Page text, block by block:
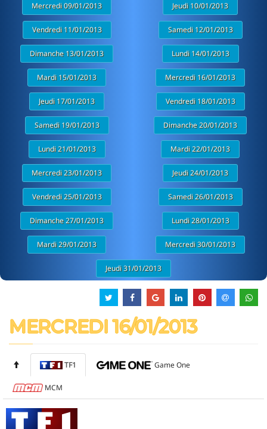
Mercredi 09/01/2013 Jeudi 10/01/2013
Vendredi 11/01/2013 Samedi 12/01/2013
Dimanche 13/01/2013 Lundi 14/01/2013
Mardi 15/01/2013 Mercredi 16/01/2013
Jeudi 17/01/2013 Vendredi 18/01/2013
Samedi 19/01/2013 Dimanche 20/01/2013
Lundi 21/01/2013 Mardi 22/01/2013
Mercredi 23/01/2013 Jeudi 24/01/2013
Vendredi 25/01/2013 Samedi 26/01/2013
Dimanche 27/01/2013 Lundi 28/01/2013
Mardi 29/01/2013 Mercredi 30/01/2013
Jeudi 31/01/2013
MERCREDI 16/01/2013
TF1 Game One
MCM